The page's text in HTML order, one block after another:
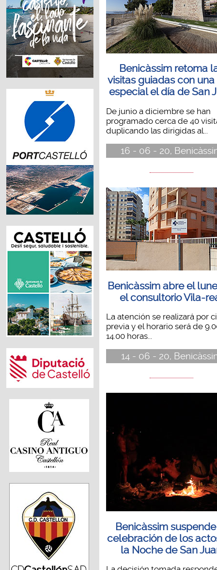
Benicàssim retoma
visitas guiadas con
especial el día de San
De junio a diciembre se han
programado cerca de 40
duplicando las dirigidas al...
16 - 06 - 20,
Benicàssim abre el
el consultorio Vila-
La atención se realizará por
previa y el horario será de
14.00 horas...
14 - 06 - 20,
Benicàssim
celebración de los
la Noche de San